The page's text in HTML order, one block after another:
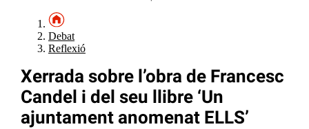
Debat
Reflexió
Xerrada sobre l’obra de Francesc
Candel i del seu llibre ‘Un
ajuntament anomenat ELLS’